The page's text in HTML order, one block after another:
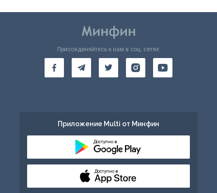
Присоединяйтесь к нам в соц. сетях:
Приложение Multi от Минфин
Доступно в
Доступно в